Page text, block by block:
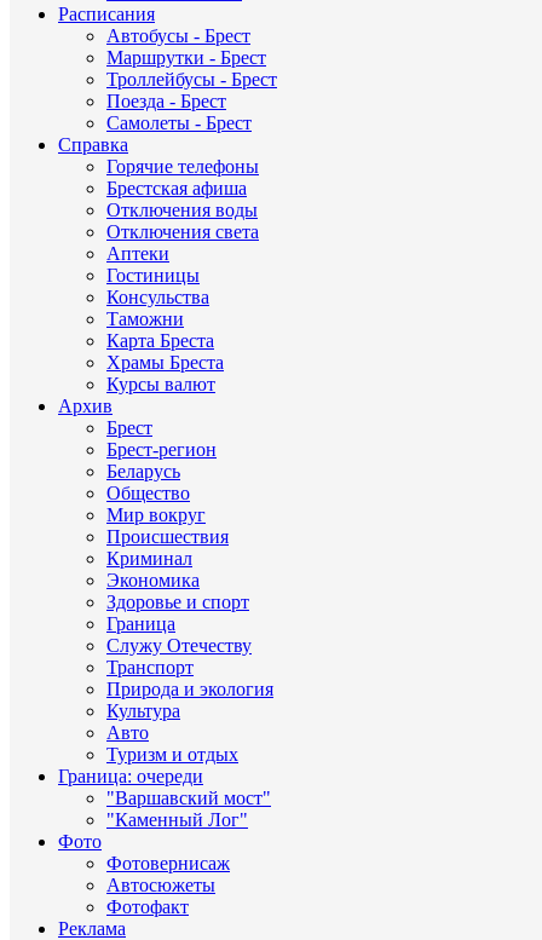
Расписания
Автобусы - Брест
Маршрутки - Брест
Троллейбусы - Брест
Поезда - Брест
Самолеты - Брест
Справка
Горячие телефоны
Брестская афиша
Отключения воды
Отключения света
Аптеки
Гостиницы
Консульства
Таможни
Карта Бреста
Храмы Бреста
Курсы валют
Архив
Брест
Брест-регион
Беларусь
Общество
Мир вокруг
Происшествия
Криминал
Экономика
Здоровье и спорт
Граница
Служу Отечеству
Транспорт
Природа и экология
Культура
Авто
Туризм и отдых
Граница: очереди
"Варшавский мост"
"Каменный Лог"
Фото
Фотовернисаж
Автосюжеты
Фотофакт
Реклама